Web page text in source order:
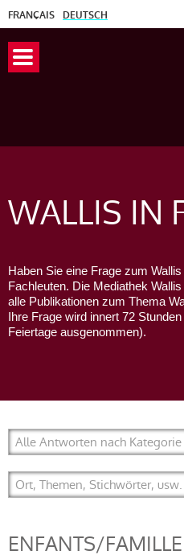
FRANÇAIS DEUTSCH
WALLIS IN
Haben Sie eine Frage zum
Fachleuten. Die Mediathek
alle Publikationen zum Thema
Ihre Frage wird innert 72
Feiertage ausgenommen).
ENFANTS/FAMILLE